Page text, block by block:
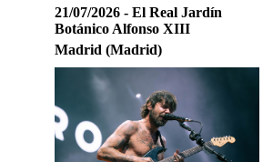
21/07/2026 - El Real Jardín
Botánico Alfonso XIII
Madrid (Madrid)